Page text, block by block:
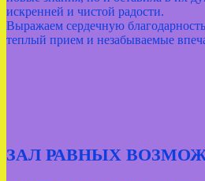
искренней и чистой радости.
Выражаем сердечную
теплый прием и незабываемые
ЗАЛ РАВНЫХ